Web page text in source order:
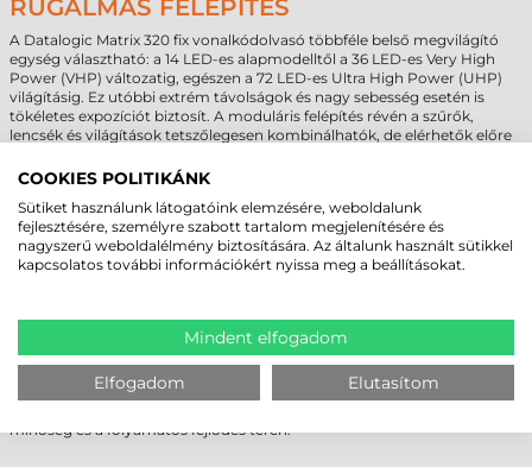
RUGALMAS FELÉPÍTÉS
A Datalogic Matrix 320 fix vonalkódolvasó többféle belső megvilágító
egység választható: a 14 LED-es alapmodelltől a 36 LED-es Very High
Power (VHP) változatig, egészen a 72 LED-es Ultra High Power (UHP)
világításig. Ez utóbbi extrém távolságok és nagy sebesség esetén is
tökéletes expozíciót biztosít. A moduláris felépítés révén a szűrők,
lencsék és világítások tetszőlegesen kombinálhatók, de elérhetők előre
INTERAKTÍV KEZELŐI FELÜLET ÉS
ERGONOMIKUS MUNKAKÖRNYEZET
A készülék 360 fokos, többszínű vizuális visszajelző gyűrűvel rendelkezik,
megvilágítás védi a munkavállalók szemét, míg a „hands-free”
üzemmód lehetőséget ad a hagyományos kézi szkennerek kiváltására
az e-kereskedelmi és logisztikai munkaállomásokon.
A Datalogic Matrix 320 vonalkódolvasó tökéletes választás mindazon
minőség és a folyamatos fejlődés terén.
COOKIES POLITIKÁNK
Sütiket használunk látogatóink elemzésére, weboldalunk
fejlesztésére, személyre szabott tartalom megjelenítésére és
nagyszerű weboldalélmény biztosítására. Az általunk használt sütikkel
kapcsolatos további információkért nyissa meg a beállításokat.
Mindent elfogadom
Elfogadom Elutasítom